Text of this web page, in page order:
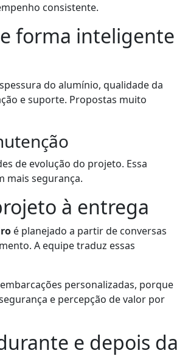
consistente.
forma inteligente
do alumínio, qualidade da
e suporte. Propostas muito
de evolução do projeto. Essa
mais segurança.
à entrega
é planejado a partir de conversas
A equipe traduz essas
personalizadas, porque
e percepção de valor por
e depois da